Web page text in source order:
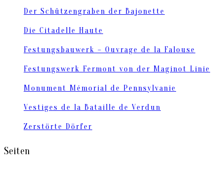
Der Schützengraben der Bajonette
Die Citadelle Haute
Festungsbauwerk – Ouvrage de la Falouse
Festungswerk Fermont von der Maginot Linie
Monument Mémorial de Pennsylvanie
Vestiges de la Bataille de Verdun
Zerstörte Dörfer
Seiten